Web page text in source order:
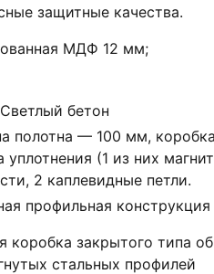
защитные качества.
МДФ 12 мм;
бетон
полотна — 100 мм,
уплотнения (1 из них
2 каплевидные петли.
профильная конструкция
коробка закрытого типа
стальных профилей